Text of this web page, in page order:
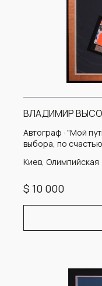
ВЛАДИМИР
Автограф · "Мой
выбора, по
Киев, Олимпийская
$ 10 000